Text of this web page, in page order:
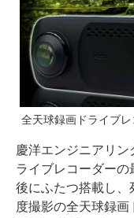
全天球録画ドライブレ
慶洋エンジニアリ
ライブレコーダー
後にふたつ搭載し、
度撮影の全天球録